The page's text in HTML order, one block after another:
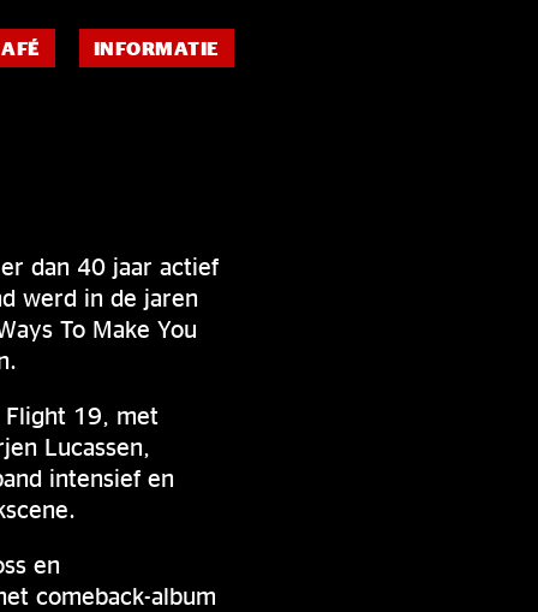
INFORMATIE
dan 40 jaar actief
werd in de jaren
To Make You
Flight 19, met
Lucassen,
intensief en
en
comeback-album